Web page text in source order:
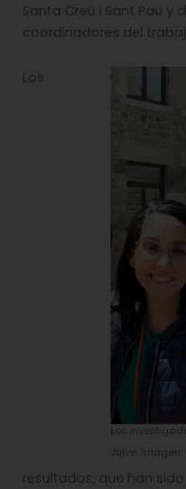
Santa Creu i Sant Pau y
coordinadores del
Los
Julve. Imagen:
Los
resultados, que han